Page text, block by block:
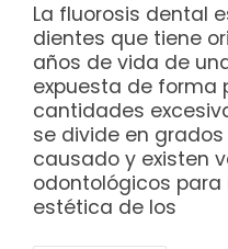
La fluorosis dental
dientes que tiene
años de vida de
expuesta de forma
cantidades
se divide en
causado y existen
odontológicos
estética de los